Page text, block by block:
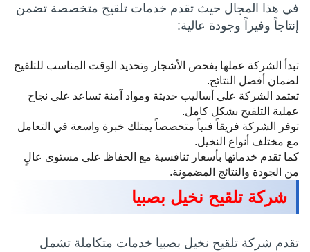
في هذا المجال حيث تقدم خدمات تلقيح متخصصة تضمن
إنتاجاً وفيراً وجودة عالية:
تبدأ الشركة عملها بفحص الأشجار وتحديد الوقت المناسب للتلقيح
لضمان أفضل النتائج.
تعتمد الشركة على أساليب حديثة ومواد آمنة تساعد على نجاح
عملية التلقيح بشكل كامل.
توفر الشركة فريقاً فنياً متخصصاً يمتلك خبرة واسعة في التعامل
مع مختلف أنواع النخيل.
كما تقدم خدماتها بأسعار تنافسية مع الحفاظ على مستوى عالٍ
من الجودة والنتائج المضمونة.
شركة تلقيح نخيل بصبيا
تقدم شركة تلقيح نخيل بصبيا خدمات متكاملة تشمل